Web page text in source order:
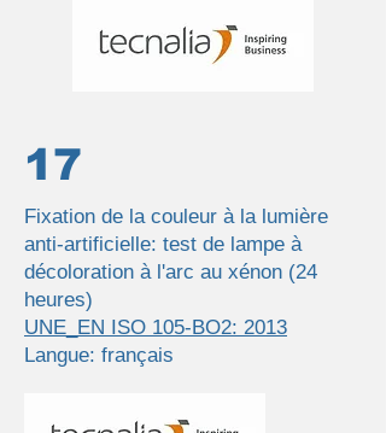
17
Fixation de la couleur à la lumière
anti-artificielle: test de lampe à
décoloration à l'arc au xénon (24
heures)
UNE_EN ISO 105-BO2: 2013
Langue: français